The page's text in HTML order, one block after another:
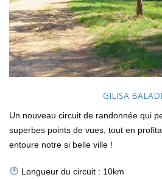
GILISA
Un nouveau circuit de randonnée qui
superbes points de vues, tout en
entoure notre si belle ville !
Longueur du circuit : 10km